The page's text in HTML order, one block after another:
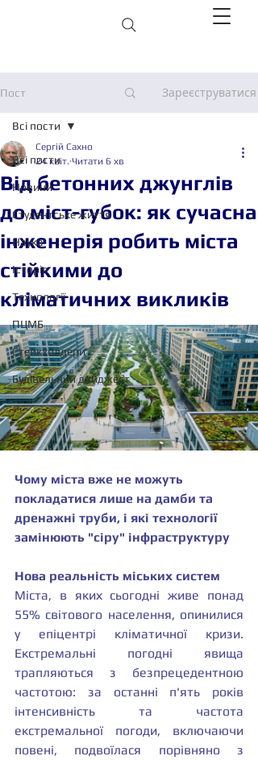
Пост Зареєструватися
Всі пости
Новини
Студентське життя
Наука
Історія
Технології
ПЦМБ
Стейкхолдери
Будівельний дайджест
Всі пости
Від бетонних джунглів
до міст-губок: як сучасна
інженерія робить міста
стійкими до
кліматичних викликів
Сергій Сахно
24 квіт. Читати 6 хв
Чому міста вже не можуть
покладатися лише на дамби та
дренажні труби, і які технології
замінюють "сіру" інфраструктуру
Нова реальність міських систем
Міста, в яких сьогодні живе понад
55% світового населення, опинилися
у епіцентрі кліматичної кризи.
Екстремальні погодні явища
трапляються з безпрецедентною
частотою: за останні п'ять років
інтенсивність та частота
екстремальної погоди, включаючи
повені, подвоїлася порівняно з